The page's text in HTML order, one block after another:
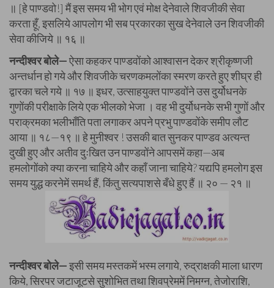
॥ [हे पाण्डवो!] मैं इस समय भी भोग एवं मोक्ष देनेवाले शिवजीकी सेवा
करता हूँ, इसलिये आपलोग भी सब प्रकारका सुख देनेवाले उन शिवजीकी
सेवा कीजिये ॥ १६ ॥
नन्दीश्वर बोले—ऐसा कहकर पाण्डवोंको आश्वासन देकर श्रीकृष्णजी
अन्तर्धान हो गये और शिवजीके चरणकमलोंका स्मरण करते हुए शीघ्र ही
द्वारका चले गये ॥ १७ ॥ इधर, उत्साहयुक्त पाण्डवोंने उस दुर्योधनके
गुणोंकी परीक्षाके लिये एक भीलको भेजा । वह भी दुर्योधनके सभी गुणों और
पराक्रमका भलीभाँति पता लगाकर अपने प्रभु पाण्डवोंके समीप लौट
आया ॥ १८—१९ ॥ हे मुनीश्वर ! उसकी बात सुनकर पाण्डव अत्यन्त
दुखी हुए और अतीव दुःखित उन पाण्डवोंने आपसमें कहा—अब
हमलोगोंको क्या करना चाहिये और कहाँ जाना चाहिये? यद्यपि हमलोग इस
समय युद्ध करनेमें समर्थ हैं, किंतु सत्यपाशसे बँधे हुए हैं ॥ २० — २१ ॥
नन्दीश्वर बोले—इसी समय मस्तकमें भस्म लगाये, रुद्राक्षकी माला धारण
किये, सिरपर जटाजूटसे सुशोभित तथा शिवप्रेममें निमग्न, तेजोराशि,